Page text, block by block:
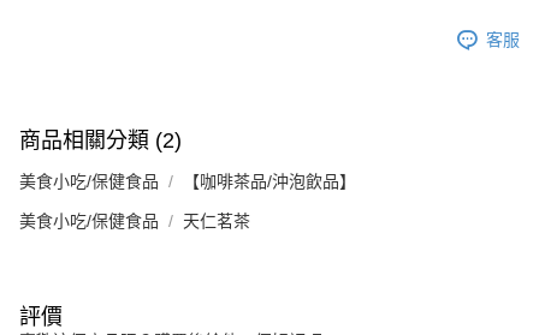
客服
商品相關分類 (2)
美食小吃/保健食品 【咖啡茶品/沖泡飲品】
美食小吃/保健食品 天仁茗茶
評價